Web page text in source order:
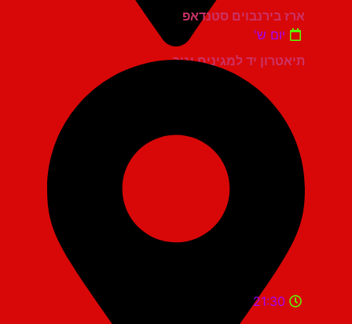
תיאטרון יד למגינים יגור
ארז בירנבוים סטנדאפ
יום ש'
21:30